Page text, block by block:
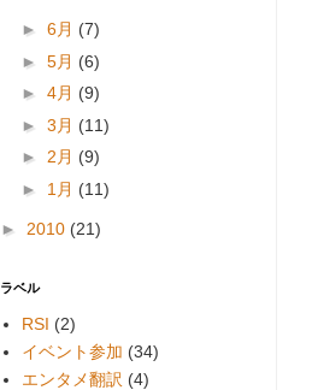
► 6月 (7)
► 5月 (6)
► 4月 (9)
► 3月 (11)
► 2月 (9)
► 1月 (11)
► 2010 (21)
ラベル
RSI (2)
イベント参加 (34)
エンタメ翻訳 (4)